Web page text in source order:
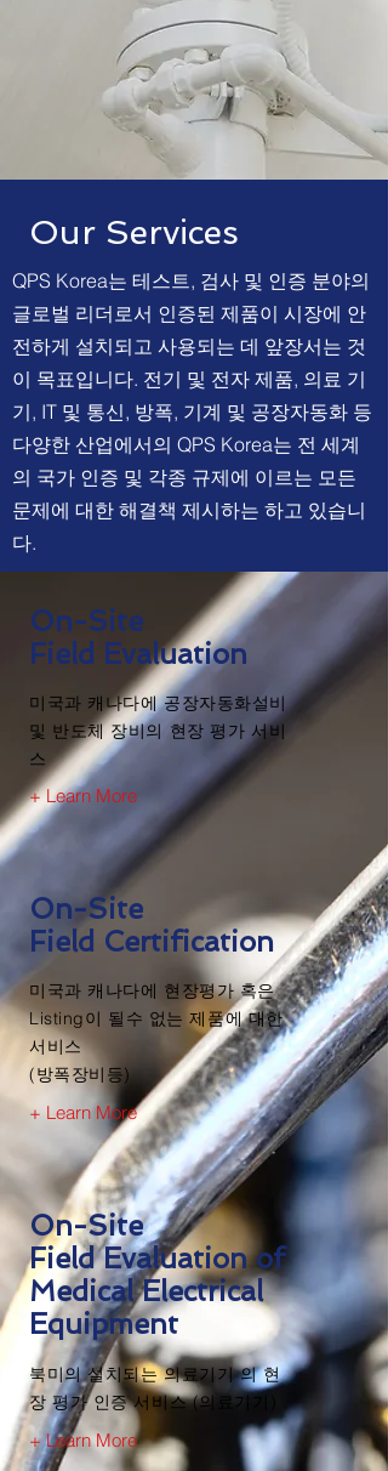
Our Services
QPS Korea는 테스트, 검사 및 인증 분야의
글로벌 리더로서 인증된 제품이 시장에 안
전하게 설치되고 사용되는 데 앞장서는 것
이 목표입니다. 전기 및 전자 제품, 의료 기
기, IT 및 통신, 방폭, 기계 및 공장자동화 등
다양한 산업에서의 QPS Korea는 전 세계
의 국가 인증 및 각종 규제에 이르는 모든
문제에 대한 해결책 제시하는 하고 있습니
다.
On-Site
Field Evaluation
미국과 캐나다에 공장자동화설비
및 반도체 장비의 현장 평가 서비
스
+ Learn More
On-Site
Field Certification
미국과 캐나다에 현장평가 혹은
Listing이 될수 없는 제품에 대한
서비스
(방폭장비등)
+ Learn More
On-Site
Field Evaluation of
Medical Electrical
Equipment
​북미의 설치되는 의료기기 의 현
장 평가 인증 서비스 (의료기기)
+ Learn More